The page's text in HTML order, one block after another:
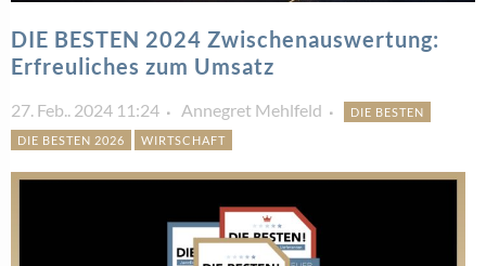
DIE BESTEN 2024 Zwischenauswertung:
Erfreuliches zum Umsatz
27. Feb.. 2024 11:24 Annegret Mehlfeld
DIE BESTEN
DIE BESTEN 2026
WIRTSCHAFT